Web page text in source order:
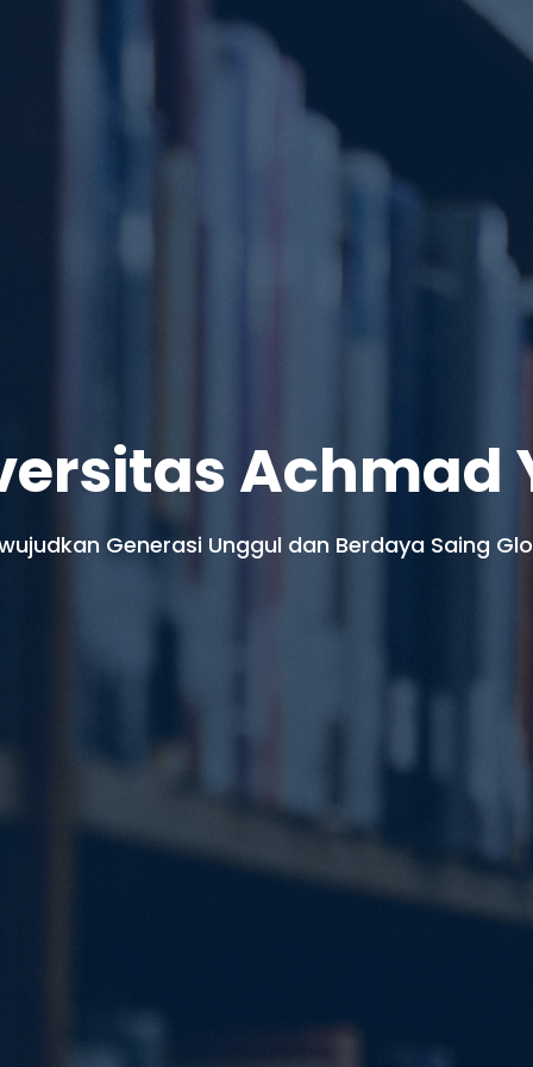
Achmad
Generasi Unggul dan Berdaya Saing